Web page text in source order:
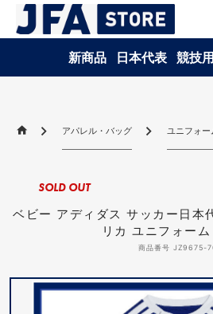
新商品 日本代表 競技
アパレル・バッグ ユニフォー
ベビー アディダス サッカー日
リカ ユニフォーム
商品番号 JZ9675-
SOLD OUT